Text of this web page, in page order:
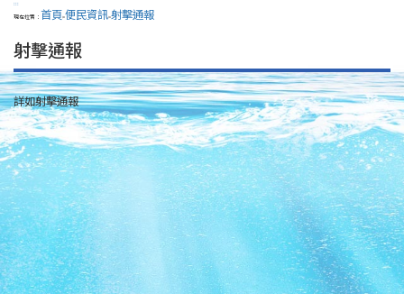
:::
現在位置： 首頁>便民資訊>射擊通報
射擊通報
詳如射擊通報